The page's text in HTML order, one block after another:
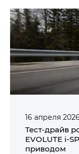
16 апреля 2026
Тест-драйв
EVOLUTE
приводом